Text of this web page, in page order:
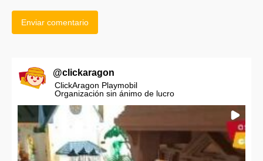
@clickaragon
ClickAragon Playmobil
Organización sin ánimo de lucro